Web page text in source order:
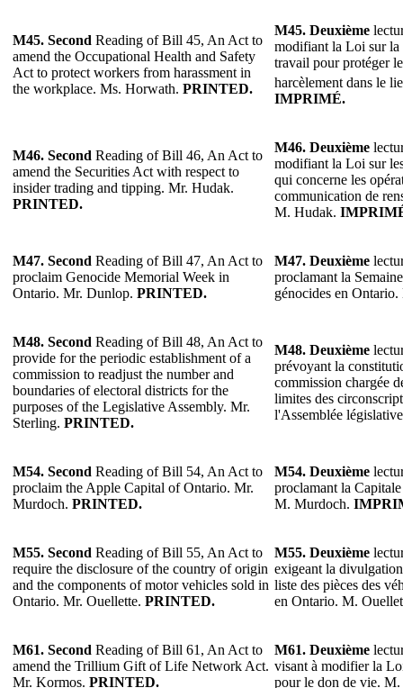
M45. Second Reading of Bill 45, An Act to
amend the Occupational Health and Safety
Act to protect workers from harassment in
the workplace. Ms. Horwath. PRINTED.
M45. Deuxième
modifiant la Loi sur la
travail pour protéger
harcèlement dans le
IMPRIMÉ.
M46. Second Reading of Bill 46, An Act to
amend the Securities Act with respect to
insider trading and tipping. Mr. Hudak.
PRINTED.
M46. Deuxième
modifiant la Loi sur
qui concerne les
communication de
M. Hudak.
M47. Second Reading of Bill 47, An Act to
proclaim Genocide Memorial Week in
Ontario. Mr. Dunlop. PRINTED.
M47. Deuxième
proclamant la
génocides en
M48. Second Reading of Bill 48, An Act to
provide for the periodic establishment of a
commission to readjust the number and
boundaries of electoral districts for the
purposes of the Legislative Assembly. Mr.
Sterling. PRINTED.
M48. Deuxième
prévoyant la
commission chargée
limites des
l'Assemblée
M54. Second Reading of Bill 54, An Act to
proclaim the Apple Capital of Ontario. Mr.
Murdoch. PRINTED.
M54. Deuxième
proclamant la
M. Murdoch.
M55. Second Reading of Bill 55, An Act to
require the disclosure of the country of origin
and the components of motor vehicles sold in
Ontario. Mr. Ouellette. PRINTED.
M55. Deuxième
exigeant la
liste des pièces des
en Ontario. M.
M61. Second Reading of Bill 61, An Act to
amend the Trillium Gift of Life Network Act.
Mr. Kormos. PRINTED.
M61. Deuxième
visant à modifier la
pour le don de vie.